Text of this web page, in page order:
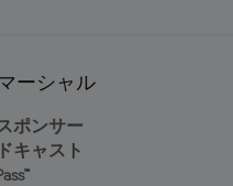
ーシャル
ポンサー
キャスト